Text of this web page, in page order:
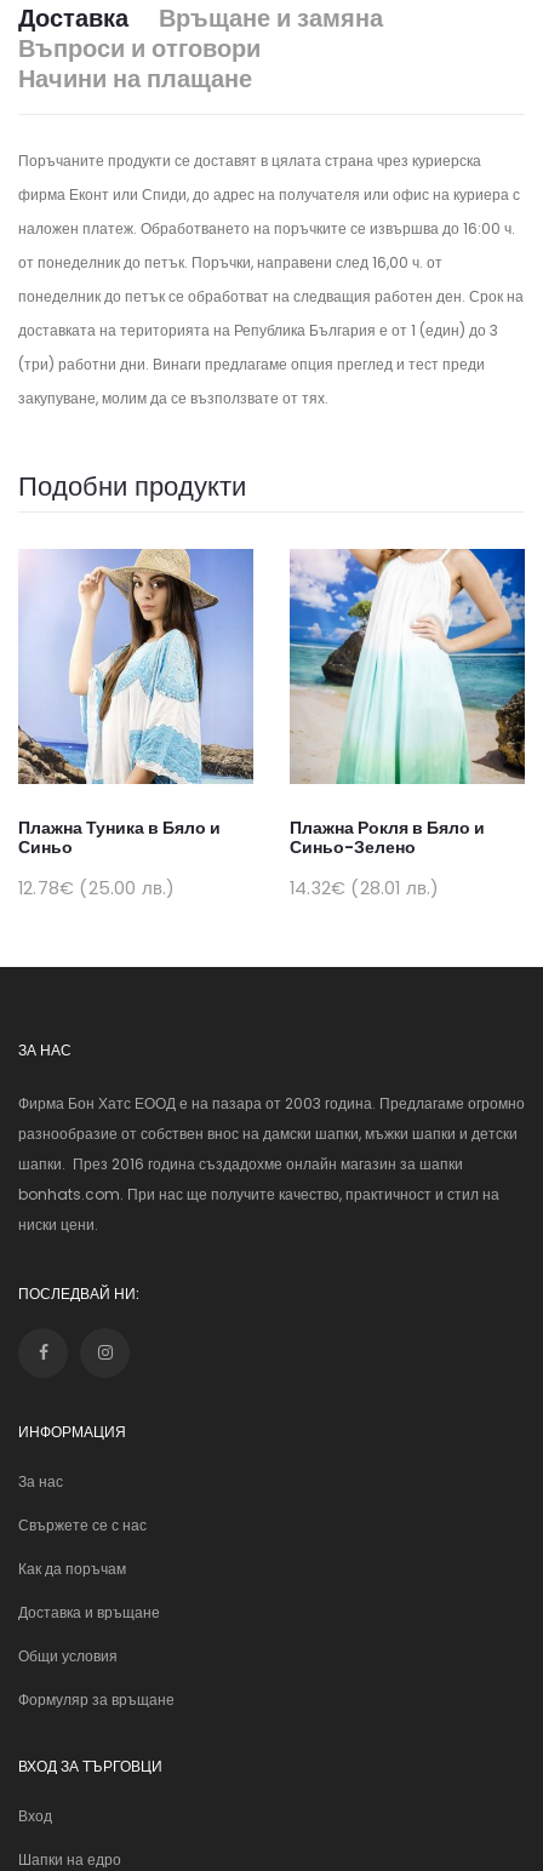
Доставка
Връщане и замяна
Въпроси и отговори
Начини на плащане
Поръчаните продукти се доставят в цялата страна чрез куриерска
фирма Еконт или Спиди, до адрес на получателя или офис на куриера с
наложен платеж. Обработването на поръчките се извършва до 16:00 ч.
от понеделник до петък. Поръчки, направени след 16,00 ч. от
понеделник до петък се обработват на следващия работен ден. Срок на
доставката на територията на Република България е от 1 (един) до 3
(три) работни дни. Винаги предлагаме опция преглед и тест преди
закупуване, молим да се възползвате от тях.
Подобни продукти
Плажна Туника в Бяло и
Синьо
12.78€ (25.00 лв.)
Плажна Рокля в Бяло и
Синьо-Зелено
14.32€ (28.01 лв.)
ЗА НАС
Фирма Бон Хатс ЕООД е на пазара от 2003 година. Предлагаме огромно
разнообразие от собствен внос на дамски шапки, мъжки шапки и детски
шапки. През 2016 година създадохме онлайн магазин за шапки
bonhats.com. При нас ще получите качество, практичност и стил на
ниски цени.
ПОСЛЕДВАЙ НИ:
ИНФОРМАЦИЯ
За нас
Свържете се с нас
Как да поръчам
Доставка и връщане
Общи условия
Формуляр за връщане
ВХОД ЗА ТЪРГОВЦИ
Вход
Шапки на едро